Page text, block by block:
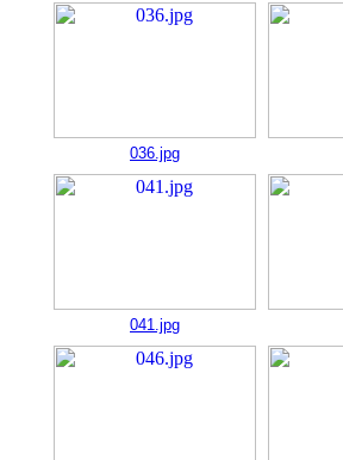
036.jpg
041.jpg